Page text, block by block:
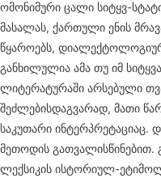
ომონიმური ცალი სიტყვ-
მასალას, ქართული ენის
წყაროებს,
განხილულია ამა თუ იმ
ლიტერატურაში არსებული
შეძლებისდაგვარად, მათი
საკუთარი
მეთოდის გათვალისწინებით.
ლექსიკის ისტორიულ-